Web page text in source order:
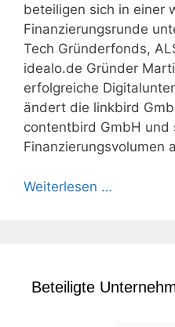
beteiligen sich in einer
Finanzierungsrunde
Tech Gründerfonds,
idealo.de Gründer
erfolgreiche
ändert die linkbird
contentbird GmbH
Finanzierungsvolumen
Weiterlesen …
Beteiligte